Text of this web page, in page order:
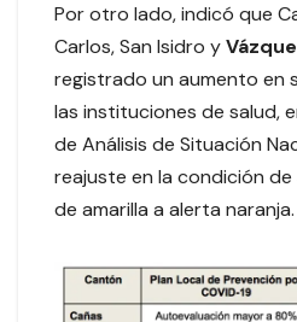
Por otro lado, indicó que
Carlos, San Isidro y
registrado un aumento en
las instituciones de salud,
de Análisis de Situación
reajuste en la condición
de amarilla a alerta naranja.